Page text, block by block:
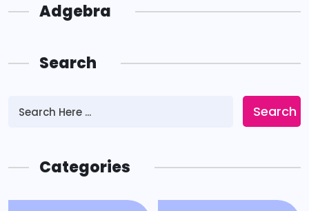
Adgebra
Search
Search
Categories